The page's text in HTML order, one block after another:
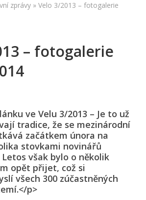
zprávy » Velo 3/2013 – fotogalerie
– fotogalerie
ve Velu 3/2013 – Je to už
tradice, že se mezinárodní
začátkem února na
stovkami novinářů
však bylo o několik
opět přijet, což si
všech 300 zúčastněných
p>